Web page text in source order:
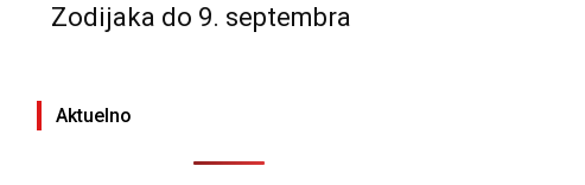
Zodijaka do 9. septembra
Aktuelno